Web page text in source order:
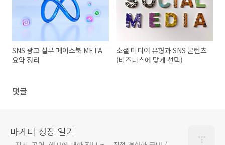
SNS 광고 실무 페이스북 META
요약 정리
소셜 미디어 유형과 SNS 콘텐츠
(비즈니스에 맞게 선택)
댓글
마케터 성장 일기